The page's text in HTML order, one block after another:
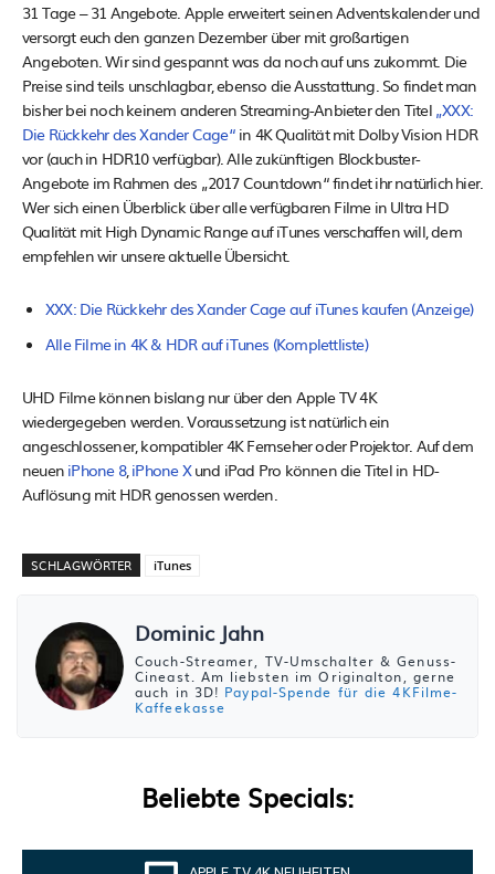
31 Tage – 31 Angebote. Apple erweitert seinen Adventskalender und
versorgt euch den ganzen Dezember über mit großartigen
Angeboten. Wir sind gespannt was da noch auf uns zukommt. Die
Preise sind teils unschlagbar, ebenso die Ausstattung. So findet man
bisher bei noch keinem anderen Streaming-Anbieter den Titel „XXX:
Die Rückkehr des Xander Cage“in 4K Qualität mit Dolby Vision HDR
vor (auch in HDR10 verfügbar). Alle zukünftigen Blockbuster-
Angebote im Rahmen des „2017 Countdown“ findet ihr natürlich hier.
Wer sich einen Überblick über alle verfügbaren Filme in Ultra HD
Qualität mit High Dynamic Range auf iTunes verschaffen will, dem
empfehlen wir unsere aktuelle Übersicht.
XXX: Die Rückkehr des Xander Cage auf iTunes kaufen (Anzeige)
Alle Filme in 4K & HDR auf iTunes (Komplettliste)
UHD Filme können bislang nur über den Apple TV 4K
wiedergegeben werden. Voraussetzung ist natürlich ein
angeschlossener, kompatibler 4K Fernseher oder Projektor. Auf dem
neuen iPhone 8,iPhone Xund iPad Pro können die Titel in HD-
Auflösung mit HDR genossen werden.
SCHLAGWÖRTER iTunes
Dominic Jahn
Couch-Streamer, TV-Umschalter & Genuss-
Cineast. Am liebsten im Originalton, gerne
auch in 3D! Paypal-Spende für die 4KFilme-
Kaffeekasse
Beliebte Specials: